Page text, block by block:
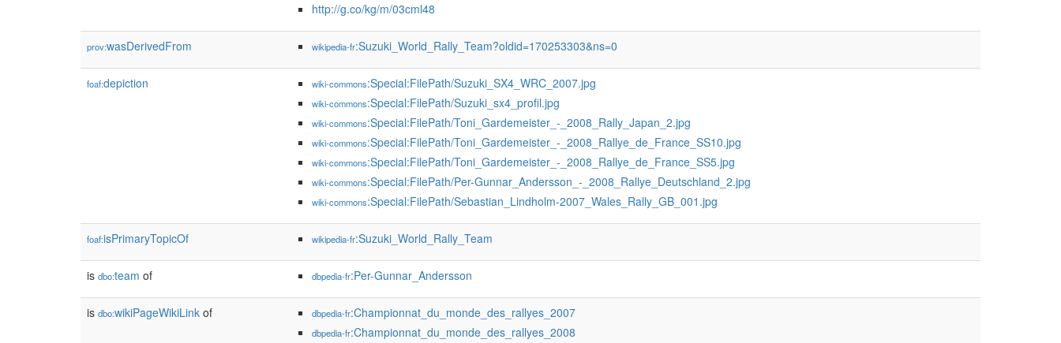
http://g.co/kg/m/03cml48
prov:wasDerivedFrom wikipedia-fr:Suzuki_World_Rally_Team?oldid=170253303&ns=0
foaf:depiction wiki-commons:Special:FilePath/Suzuki_SX4_WRC_2007.jpg
wiki-commons:Special:FilePath/Suzuki_sx4_profil.jpg
wiki-commons:Special:FilePath/Toni_Gardemeister_-_2008_Rally_Japan_2.jpg
wiki-commons:Special:FilePath/Toni_Gardemeister_-_2008_Rallye_de_France_SS10.jpg
wiki-commons:Special:FilePath/Toni_Gardemeister_-_2008_Rallye_de_France_SS5.jpg
wiki-commons:Special:FilePath/Per-Gunnar_Andersson_-_2008_Rallye_Deutschland_2.jpg
wiki-commons:Special:FilePath/Sebastian_Lindholm-2007_Wales_Rally_GB_001.jpg
foaf:isPrimaryTopicOf wikipedia-fr:Suzuki_World_Rally_Team
is dbo:team of dbpedia-fr:Per-Gunnar_Andersson
is dbo:wikiPageWikiLink of dbpedia-fr:Championnat_du_monde_des_rallyes_2007
dbpedia-fr:Championnat_du_monde_des_rallyes_2008